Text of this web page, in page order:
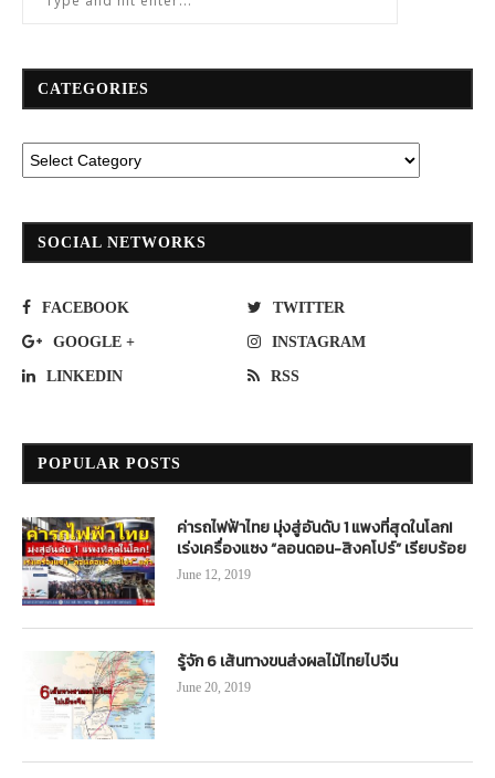
CATEGORIES
SOCIAL NETWORKS
FACEBOOK TWITTER
GOOGLE + INSTAGRAM
LINKEDIN RSS
POPULAR POSTS
ค่ารถไฟฟ้าไทย มุ่งสู่อันดับ 1 แพงที่สุดในโลก!
เร่งเครื่องแซง “ลอนดอน-สิงคโปร์” เรียบร้อย
June 12, 2019
รู้จัก 6 เส้นทางขนส่งผลไม้ไทยไปจีน
June 20, 2019